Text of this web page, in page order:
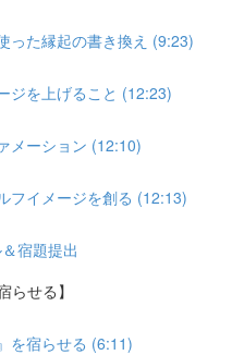
った縁起の書き換え (9:23)
ジを上げること (12:23)
メーション (12:10)
フイメージを創る (12:13)
宿題提出
せる】
を宿らせる (6:11)